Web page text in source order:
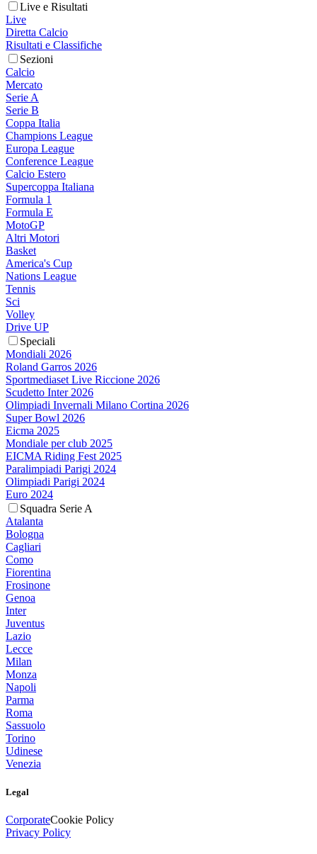
Live e Risultati
Live
Diretta Calcio
Risultati e Classifiche
Sezioni
Calcio
Mercato
Serie A
Serie B
Coppa Italia
Champions League
Europa League
Conference League
Calcio Estero
Supercoppa Italiana
Formula 1
Formula E
MotoGP
Altri Motori
Basket
America's Cup
Nations League
Tennis
Sci
Volley
Drive UP
Speciali
Mondiali 2026
Roland Garros 2026
Sportmediaset Live Riccione 2026
Scudetto Inter 2026
Olimpiadi Invernali Milano Cortina 2026
Super Bowl 2026
Eicma 2025
Mondiale per club 2025
EICMA Riding Fest 2025
Paralimpiadi Parigi 2024
Olimpiadi Parigi 2024
Euro 2024
Squadra Serie A
Atalanta
Bologna
Cagliari
Como
Fiorentina
Frosinone
Genoa
Inter
Juventus
Lazio
Lecce
Milan
Monza
Napoli
Parma
Roma
Sassuolo
Torino
Udinese
Venezia
Legal
CorporateCookie Policy
Privacy Policy